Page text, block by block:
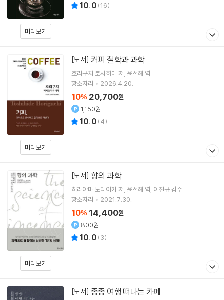
미리보기
10.0 (16)
미리보기
[도서] 커피 철학과 과학
호리구치 토시히데 저 윤선해 역
황소자리
2026.4.20.
10% 20,700원
1,150원
10.0 (4)
미리보기
[도서] 향의 과학
히라야마 노리아키 저 윤선해 역 이진규감수
황소자리
2021.7.30.
10% 14,400원
800원
10.0 (3)
[도서] 종종 여행 떠나는 카페